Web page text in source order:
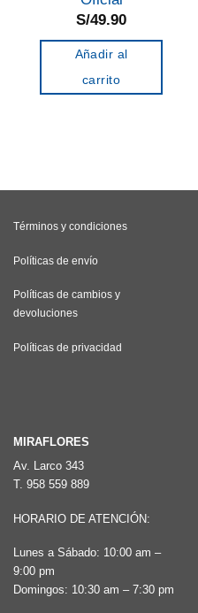
S/49.90
Añadir al
carrito
Términos y condiciones
Políticas de envío
Políticas de cambios y
devoluciones
Políticas de privacidad
MIRAFLORES
Av. Larco 343
T. 958 559 889
HORARIO DE ATENCIÓN:
Lunes a Sábado: 10:00 am –
9:00 pm
Domingos: 10:30 am – 7:30 pm